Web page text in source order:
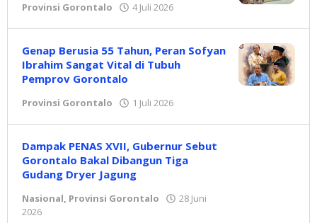
Provinsi Gorontalo 4 Juli 2026
Genap Berusia 55 Tahun, Peran Sofyan
Ibrahim Sangat Vital di Tubuh
Pemprov Gorontalo
Provinsi Gorontalo 1 Juli 2026
Dampak PENAS XVII, Gubernur Sebut
Gorontalo Bakal Dibangun Tiga
Gudang Dryer Jagung
Nasional, Provinsi Gorontalo
28 Juni
2026